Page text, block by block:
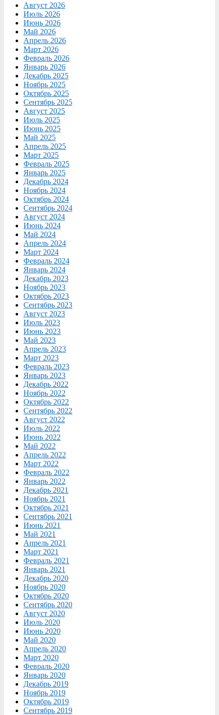
Август 2026
Июль 2026
Июнь 2026
Май 2026
Апрель 2026
Март 2026
Февраль 2026
Январь 2026
Декабрь 2025
Ноябрь 2025
Октябрь 2025
Сентябрь 2025
Август 2025
Июль 2025
Июнь 2025
Май 2025
Апрель 2025
Март 2025
Февраль 2025
Январь 2025
Декабрь 2024
Ноябрь 2024
Октябрь 2024
Сентябрь 2024
Август 2024
Июнь 2024
Май 2024
Апрель 2024
Март 2024
Февраль 2024
Январь 2024
Декабрь 2023
Ноябрь 2023
Октябрь 2023
Сентябрь 2023
Август 2023
Июль 2023
Июнь 2023
Май 2023
Апрель 2023
Март 2023
Февраль 2023
Январь 2023
Декабрь 2022
Ноябрь 2022
Октябрь 2022
Сентябрь 2022
Август 2022
Июль 2022
Июнь 2022
Май 2022
Апрель 2022
Март 2022
Февраль 2022
Январь 2022
Декабрь 2021
Ноябрь 2021
Октябрь 2021
Сентябрь 2021
Июнь 2021
Май 2021
Апрель 2021
Март 2021
Февраль 2021
Январь 2021
Декабрь 2020
Ноябрь 2020
Октябрь 2020
Сентябрь 2020
Август 2020
Июль 2020
Июнь 2020
Май 2020
Апрель 2020
Март 2020
Февраль 2020
Январь 2020
Декабрь 2019
Ноябрь 2019
Октябрь 2019
Сентябрь 2019